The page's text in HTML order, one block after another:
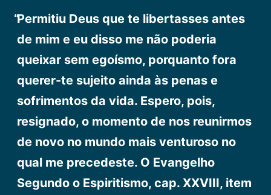
Permitiu Deus que te libertasses antes
de mim e eu disso me não poderia
queixar sem egoísmo, porquanto fora
querer-te sujeito ainda às penas e
sofrimentos da vida. Espero, pois,
resignado, o momento de nos reunirmos
de novo no mundo mais venturoso no
qual me precedeste. O Evangelho
Segundo o Espiritismo, cap. XXVIII, item